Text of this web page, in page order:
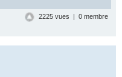
2225 vues | 0 membre